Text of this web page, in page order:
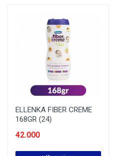
ELLENKA FIBER CREME
168GR (24)
42.000